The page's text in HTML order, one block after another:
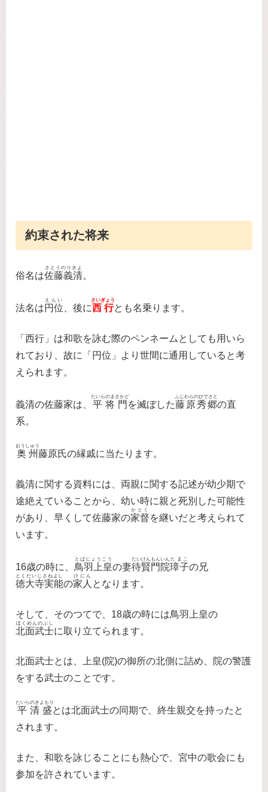
約束された将来
俗名は佐藤義清
さとうのりきよ
。
法名は円位
えんい
、後に西行
さいぎょう
とも名乗ります。
「西行」は和歌を詠む際のペンネームとしても用いら
れており、故に「円位」より世間に通用していると考
えられます。
義清の佐藤家は、 平将門
たいらのまさかど
を滅ぼした藤原秀郷
ふじわらのひでさと
の直
系。
奥州
おうしゅう
藤原氏の縁戚に当たります。
義清に関する資料には、両親に関する記述が幼少期で
途絶えていることから、幼い時に親と死別した可能性
があり、早くして佐藤家の家督
かとく
を継いだと考えられて
います。
16歳の時に、 鳥羽上皇
とばじょうこう
の妻待賢門院
たいけんもんいん
璋子
たまこ
の兄
徳大寺実能
とくだいじさねよし
の家人
けにん
となります。
そして、そのつてで、18歳の時には鳥羽上皇の
北面武士
ほくめんのぶし
に取り立てられます。
北面武士とは、上皇(院)の御所の北側に詰め、院の警護
をする武士のことです。
平清盛
たいらのきよもり
とは北面武士の同期で、終生親交を持ったと
されます。
また、和歌を詠じることにも熱心で、宮中の歌会にも
参加を許されています。